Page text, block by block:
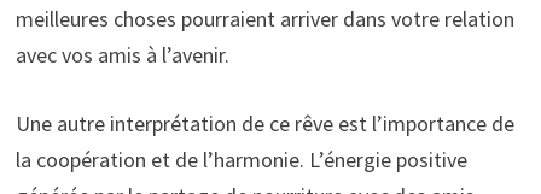
meilleures choses pourraient arriver dans votre relation
avec vos amis à l’avenir.
Une autre interprétation de ce rêve est l’importance de
la coopération et de l’harmonie. L’énergie positive